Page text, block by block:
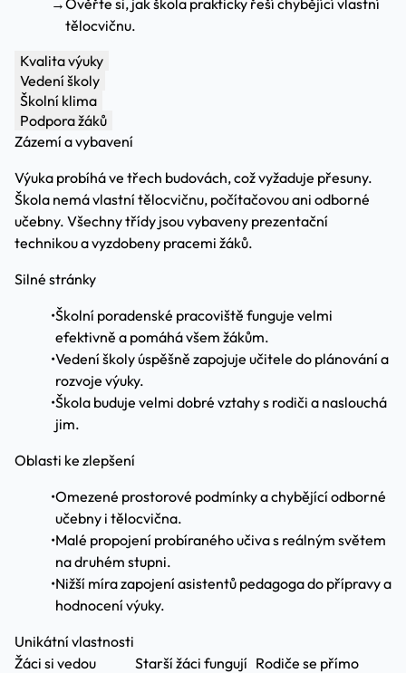
→Ověřte si, jak škola prakticky řeší chybějící vlastní
tělocvičnu.
Kvalita výuky
Vedení školy
Školní klima
Podpora žáků
Zázemí a vybavení
Výuka probíhá ve třech budovách, což vyžaduje přesuny.
Škola nemá vlastní tělocvičnu, počítačovou ani odborné
učebny. Všechny třídy jsou vybaveny prezentační
technikou a vyzdobeny pracemi žáků.
Silné stránky
•Školní poradenské pracoviště funguje velmi
efektivně a pomáhá všem žákům.
•Vedení školy úspěšně zapojuje učitele do plánování a
rozvoje výuky.
•Škola buduje velmi dobré vztahy s rodiči a naslouchá
jim.
Oblasti ke zlepšení
•Omezené prostorové podmínky a chybějící odborné
učebny i tělocvična.
•Malé propojení probíraného učiva s reálným světem
na druhém stupni.
•Nižší míra zapojení asistentů pedagoga do přípravy a
hodnocení výuky.
Unikátní vlastnosti
Žáci si vedou
Starší žáci fungují Rodiče se přímo